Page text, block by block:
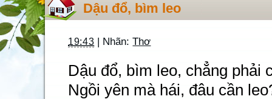
Dậu đổ, bìm leo
19:43 | Nhãn:Thơ
Dậu đổ, bìm leo, chẳng phải
Ngồi yên mà hái, đâu cần